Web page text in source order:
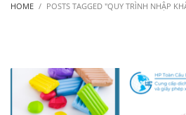
HOME POSTS TAGGED "QUY TRÌNH NHẬP